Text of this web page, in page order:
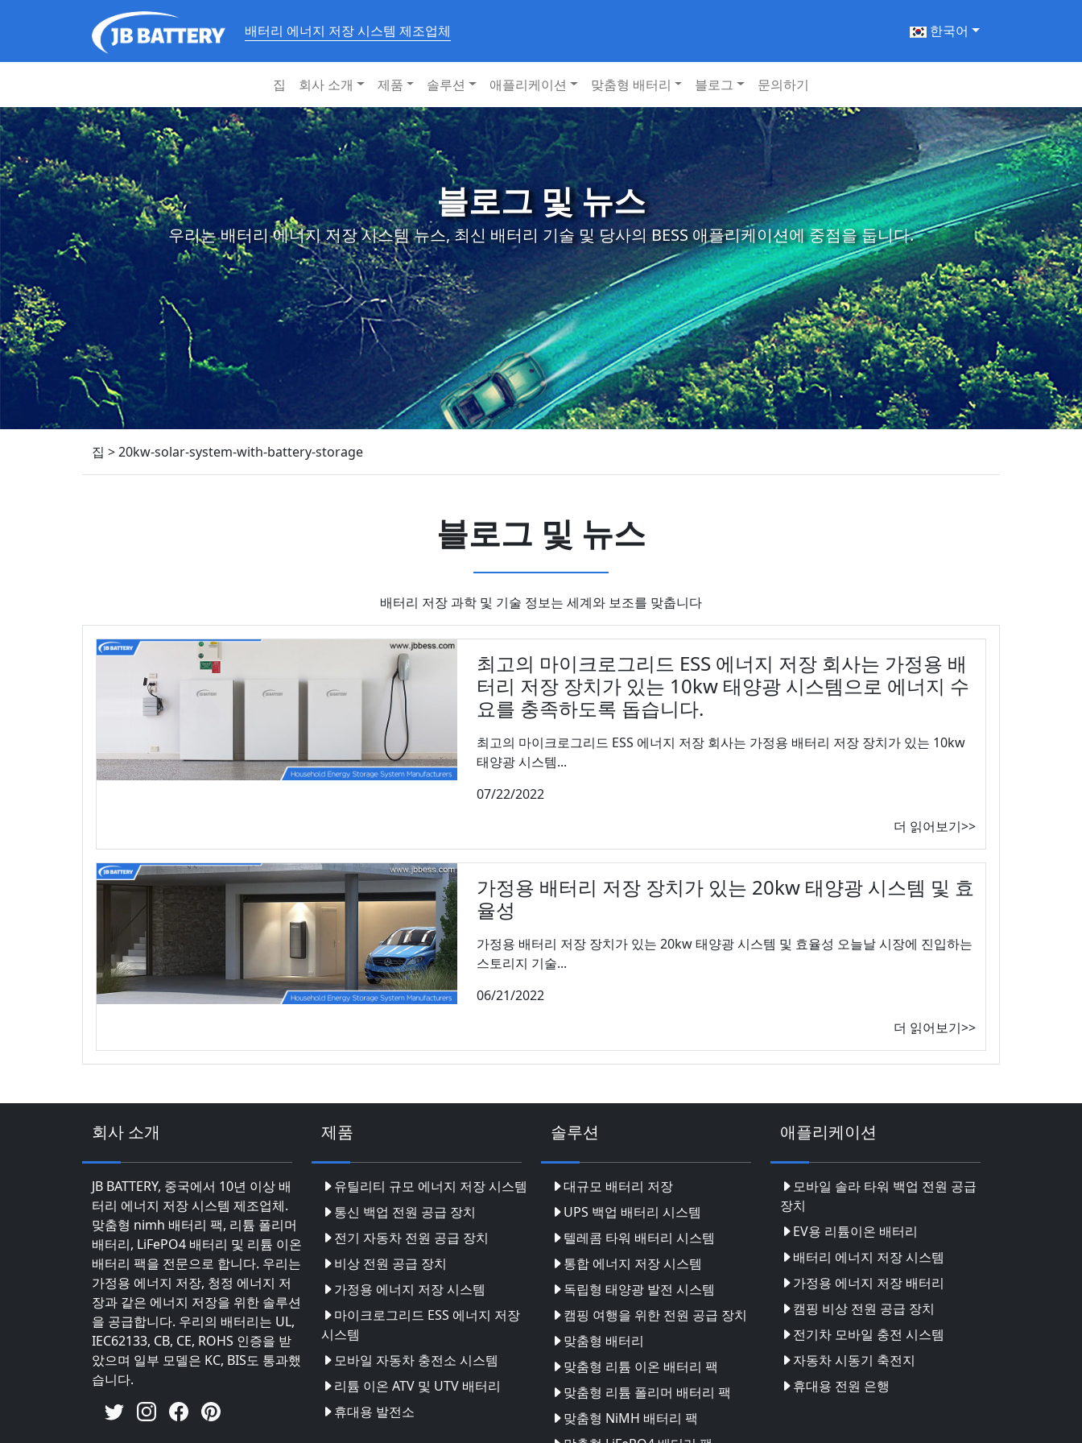
배터리 에너지 저장 시스템 제조업체 한국어
집 회사 소개 제품 솔루션 애플리케이션 맞춤형 배터리 블로그 문의하기
블로그 및 뉴스
우리는 배터리 에너지 저장 시스템 뉴스, 최신 배터리 기술 및 당사의 BESS 애플리케이션에 중점을 둡니다.
집 >20kw-solar-system-with-battery-storage
블로그 및 뉴스
배터리 저장 과학 및 기술 정보는 세계와 보조를 맞춥니다
최고의 마이크로그리드 ESS 에너지 저장 회사는 가정용 배
터리 저장 장치가 있는 10kw 태양광 시스템으로 에너지 수
요를 충족하도록 돕습니다.
최고의 마이크로그리드 ESS 에너지 저장 회사는 가정용 배터리 저장 장치가 있는 10kw
태양광 시스템...
07/22/2022
더 읽어보기>>
가정용 배터리 저장 장치가 있는 20kw 태양광 시스템 및 효
율성
가정용 배터리 저장 장치가 있는 20kw 태양광 시스템 및 효율성 오늘날 시장에 진입하는
스토리지 기술...
06/21/2022
더 읽어보기>>
회사 소개
JB BATTERY, 중국에서 10년 이상 배
터리 에너지 저장 시스템 제조업체.
맞춤형 nimh 배터리 팩, 리튬 폴리머
배터리, LiFePO4 배터리 및 리튬 이온
배터리 팩을 전문으로 합니다. 우리는
가정용 에너지 저장, 청정 에너지 저
장과 같은 에너지 저장을 위한 솔루션
을 공급합니다. 우리의 배터리는 UL,
IEC62133, CB, CE, ROHS 인증을 받
았으며 일부 모델은 KC, BIS도 통과했
습니다.
제품
유틸리티 규모 에너지 저장 시스템
통신 백업 전원 공급 장치
전기 자동차 전원 공급 장치
비상 전원 공급 장치
가정용 에너지 저장 시스템
마이크로그리드 ESS 에너지 저장
시스템
모바일 자동차 충전소 시스템
리튬 이온 ATV 및 UTV 배터리
휴대용 발전소
솔루션
대규모 배터리 저장
UPS 백업 배터리 시스템
텔레콤 타워 배터리 시스템
통합 에너지 저장 시스템
독립형 태양광 발전 시스템
캠핑 여행을 위한 전원 공급 장치
맞춤형 배터리
맞춤형 리튬 이온 배터리 팩
맞춤형 리튬 폴리머 배터리 팩
맞춤형 NiMH 배터리 팩
애플리케이션
모바일 솔라 타워 백업 전원 공급
장치
EV용 리튬이온 배터리
배터리 에너지 저장 시스템
가정용 에너지 저장 배터리
캠핑 비상 전원 공급 장치
전기차 모바일 충전 시스템
자동차 시동기 축전지
휴대용 전원 은행